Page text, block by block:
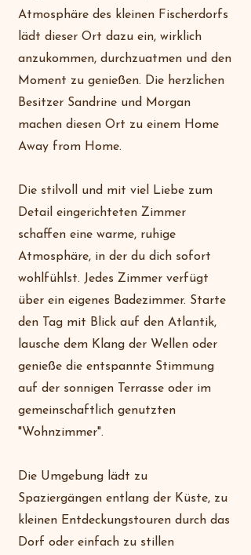
Atmosphäre des kleinen Fischerdorfs
lädt dieser Ort dazu ein, wirklich
anzukommen, durchzuatmen und den
Moment zu genießen. Die herzlichen
Besitzer Sandrine und Morgan
machen diesen Ort zu einem Home
Away from Home.
Die stilvoll und mit viel Liebe zum
Detail eingerichteten Zimmer
schaffen eine warme, ruhige
Atmosphäre, in der du dich sofort
wohlfühlst. Jedes Zimmer verfügt
über ein eigenes Badezimmer. Starte
den Tag mit Blick auf den Atlantik,
lausche dem Klang der Wellen oder
genieße die entspannte Stimmung
auf der sonnigen Terrasse oder im
gemeinschaftlich genutzten
"Wohnzimmer".
Die Umgebung lädt zu
Spaziergängen entlang der Küste, zu
kleinen Entdeckungstouren durch das
Dorf oder einfach zu stillen